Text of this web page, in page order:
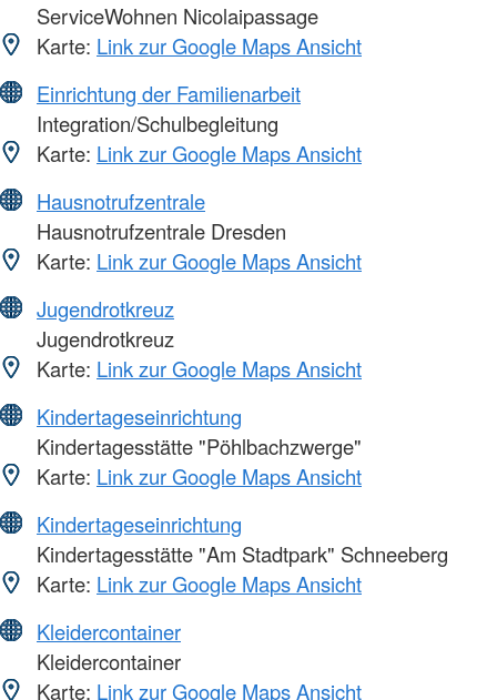
ServiceWohnen Nicolaipassage
Karte: Link zur Google Maps Ansicht
Einrichtung der Familienarbeit
Integration/Schulbegleitung
Karte: Link zur Google Maps Ansicht
Hausnotrufzentrale
Hausnotrufzentrale Dresden
Karte: Link zur Google Maps Ansicht
Jugendrotkreuz
Jugendrotkreuz
Karte: Link zur Google Maps Ansicht
Kindertageseinrichtung
Kindertagesstätte "Pöhlbachzwerge"
Karte: Link zur Google Maps Ansicht
Kindertageseinrichtung
Kindertagesstätte "Am Stadtpark" Schneeberg
Karte: Link zur Google Maps Ansicht
Kleidercontainer
Kleidercontainer
Karte: Link zur Google Maps Ansicht